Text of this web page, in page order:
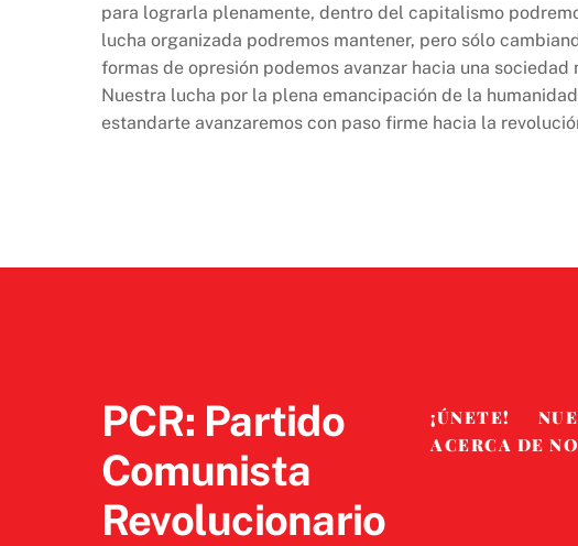
para lograrla plenamente, dentro del capitalismo
lucha organizada podremos mantener, pero sólo
formas de opresión podemos avanzar hacia una
Nuestra lucha por la plena emancipación de la
estandarte avanzaremos con paso firme hacia la
PCR: Partido
Comunista
Revolucionario
¡ÚNETE!
ACERCA DE